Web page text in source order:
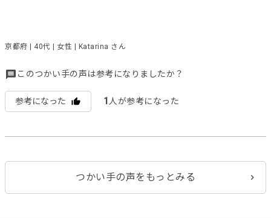
京都府 | 40代 | 女性 | Katarina さん
このつかい手の声は参考になりましたか？
参考になった 1 人が参考になった
つかい手の声をもっとみる